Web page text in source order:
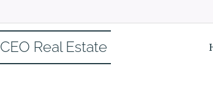
CEO Real Estate